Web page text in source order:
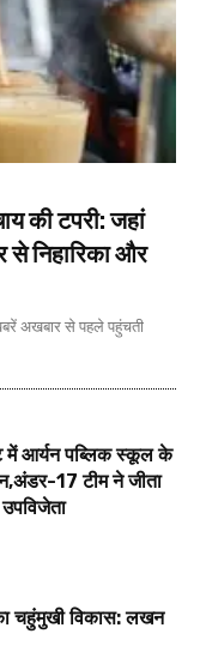
की टपरी: जहां
निहारिका और
अखबार से पहले पहुंचती
में आर्यन पब्लिक स्कूल के
17 टीम ने जीता
चहुंमुखी विकास: लखन